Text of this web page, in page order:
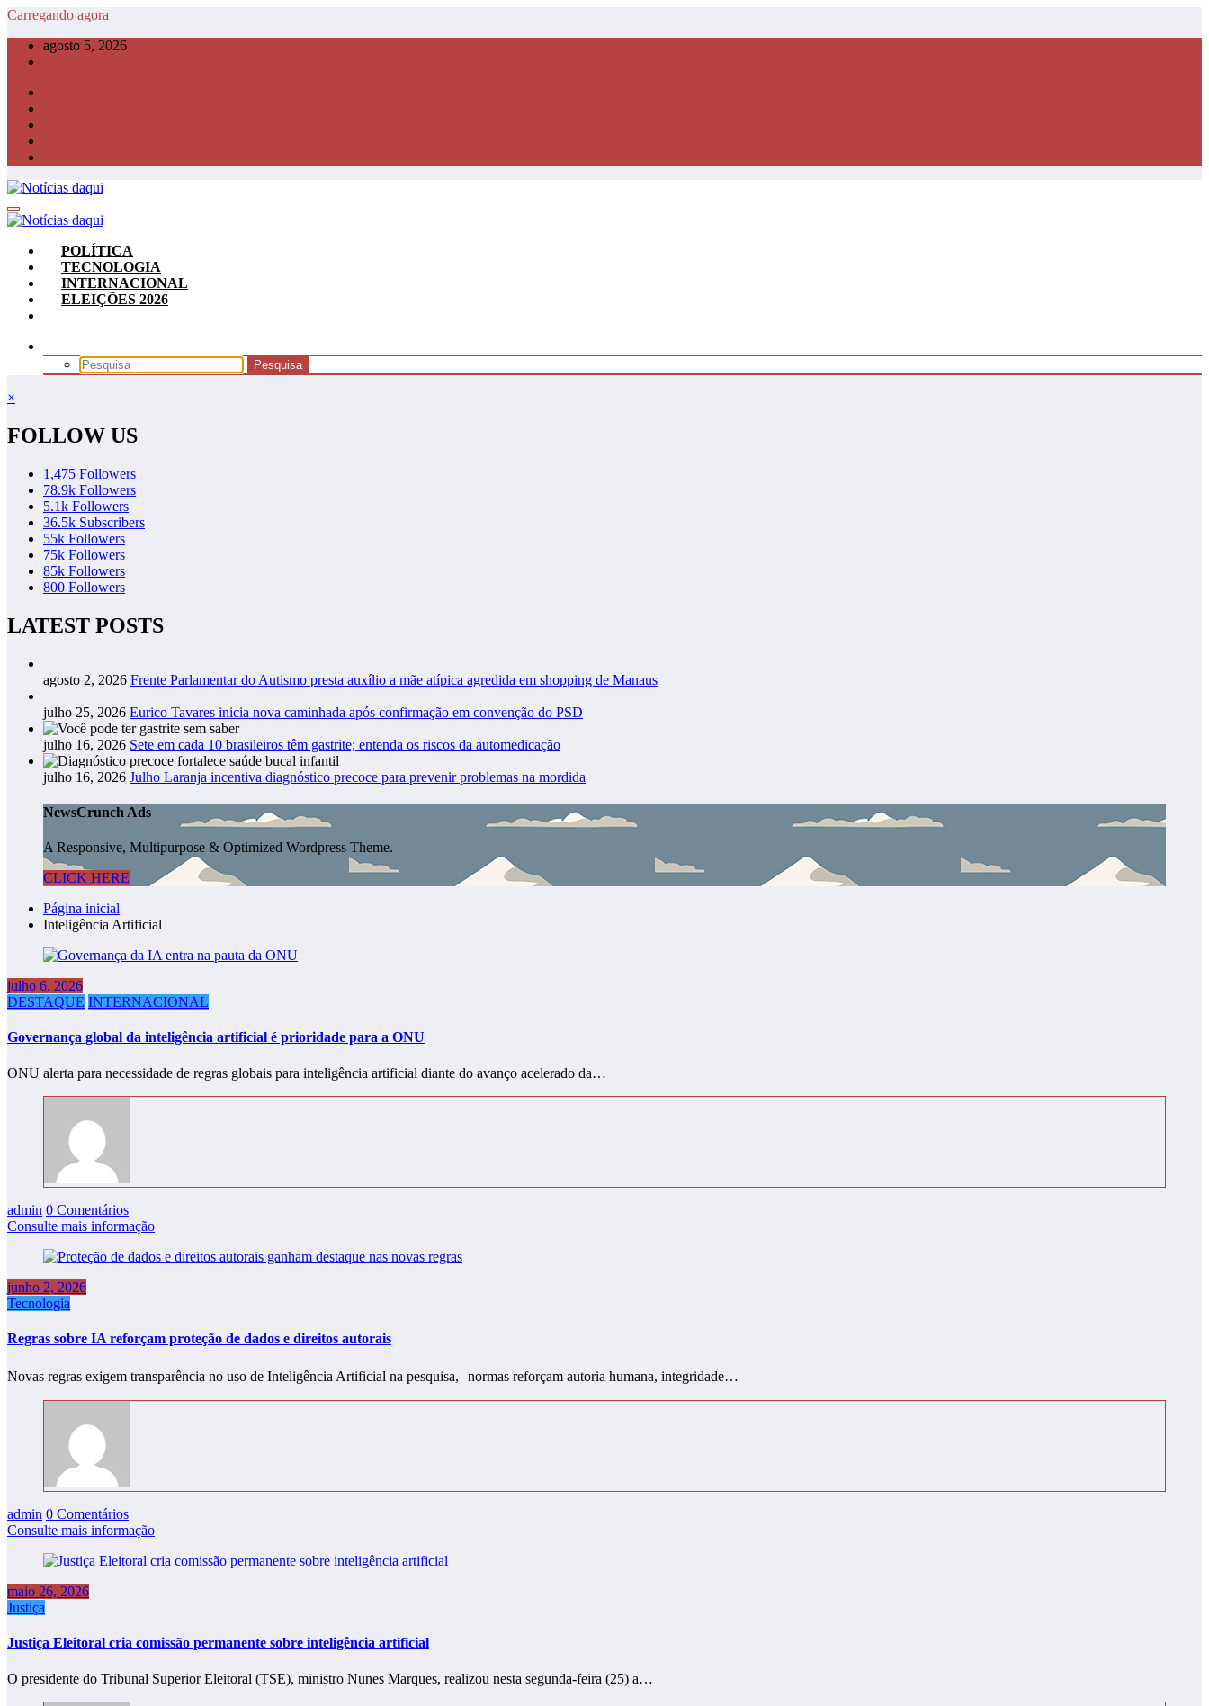
Pular
conteúdo
Carregando agora
agosto 5, 2026
POLÍTICA
TECNOLOGIA
INTERNACIONAL
ELEIÇÕES 2026
×
FOLLOW US
1,475 Followers
78.9k Followers
5.1k Followers
36.5k Subscribers
55k Followers
75k Followers
85k Followers
800 Followers
LATEST POSTS
agosto 2, 2026 Frente Parlamentar do Autismo presta auxílio a mãe atípica agredida em shopping de Manaus
julho 25, 2026 Eurico Tavares inicia nova caminhada após confirmação em convenção do PSD
julho 16, 2026 Sete em cada 10 brasileiros têm gastrite; entenda os riscos da automedicação
julho 16, 2026 Julho Laranja incentiva diagnóstico precoce para prevenir problemas na mordida
NewsCrunch Ads
A Responsive, Multipurpose & Optimized Wordpress Theme.
CLICK HERE
Página inicial
Inteligência Artificial
julho 6, 2026
DESTAQUE INTERNACIONAL
Governança global da inteligência artificial é prioridade para a ONU
ONU alerta para necessidade de regras globais para inteligência artificial diante do avanço acelerado da…
admin 0 Comentários
Consulte mais informação
junho 2, 2026
Tecnologia
Regras sobre IA reforçam proteção de dados e direitos autorais
Novas regras exigem transparência no uso de Inteligência Artificial na pesquisa, normas reforçam autoria humana, integridade…
admin 0 Comentários
Consulte mais informação
maio 26, 2026
Justiça
Justiça Eleitoral cria comissão permanente sobre inteligência artificial
O presidente do Tribunal Superior Eleitoral (TSE), ministro Nunes Marques, realizou nesta segunda-feira (25) a…